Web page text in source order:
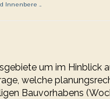
Innenbere …
um im Hinblick
welche
Bauvorhabens